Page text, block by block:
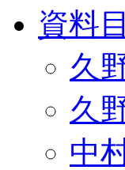
資料
久
久
中